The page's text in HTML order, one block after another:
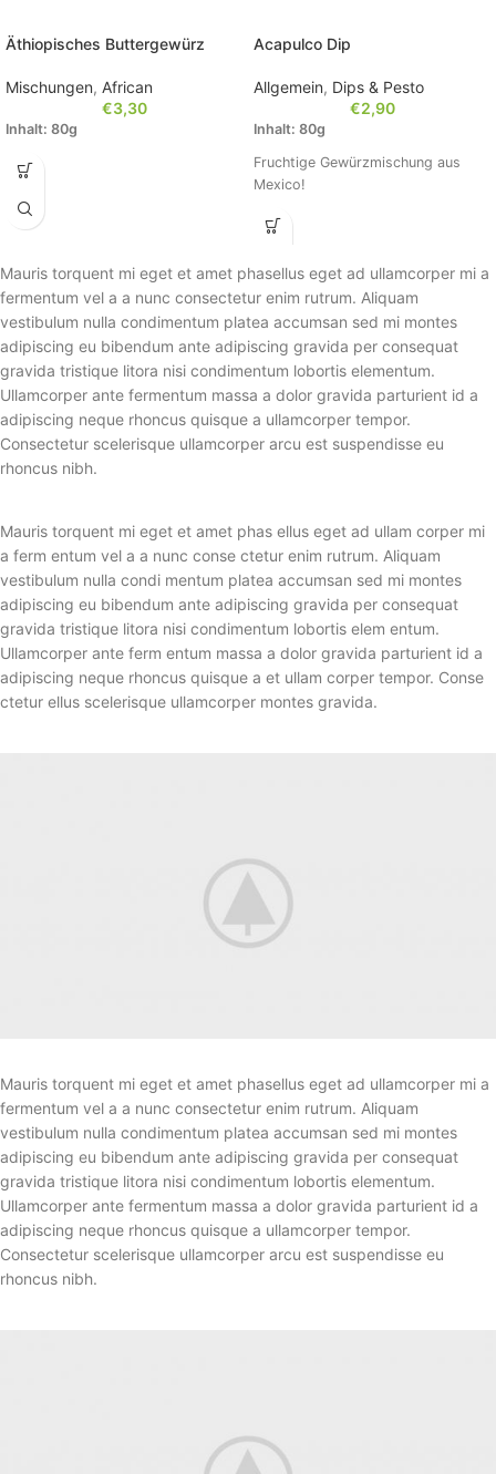
Äthiopisches Buttergewürz
Mischungen, African
€3,30
Inhalt: 80g
Acapulco Dip
Allgemein, Dips & Pesto
€2,90
Inhalt: 80g
Fruchtige Gewürzmischung aus
Mexico!
Mauris torquent mi eget et amet phasellus eget ad ullamcorper mi a
fermentum vel a a nunc consectetur enim rutrum. Aliquam
vestibulum nulla condimentum platea accumsan sed mi montes
adipiscing eu bibendum ante adipiscing gravida per consequat
gravida tristique litora nisi condimentum lobortis elementum.
Ullamcorper ante fermentum massa a dolor gravida parturient id a
adipiscing neque rhoncus quisque a ullamcorper tempor.
Consectetur scelerisque ullamcorper arcu est suspendisse eu
rhoncus nibh.
Mauris torquent mi eget et amet phas ellus eget ad ullam corper mi
a ferm entum vel a a nunc conse ctetur enim rutrum. Aliquam
vestibulum nulla condi mentum platea accumsan sed mi montes
adipiscing eu bibendum ante adipiscing gravida per consequat
gravida tristique litora nisi condimentum lobortis elem entum.
Ullamcorper ante ferm entum massa a dolor gravida parturient id a
adipiscing neque rhoncus quisque a et ullam corper tempor. Conse
ctetur ellus scelerisque ullamcorper montes gravida.
Mauris torquent mi eget et amet phasellus eget ad ullamcorper mi a
fermentum vel a a nunc consectetur enim rutrum. Aliquam
vestibulum nulla condimentum platea accumsan sed mi montes
adipiscing eu bibendum ante adipiscing gravida per consequat
gravida tristique litora nisi condimentum lobortis elementum.
Ullamcorper ante fermentum massa a dolor gravida parturient id a
adipiscing neque rhoncus quisque a ullamcorper tempor.
Consectetur scelerisque ullamcorper arcu est suspendisse eu
rhoncus nibh.